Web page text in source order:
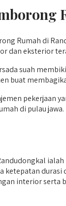
Rumah di
dan eksterior
suah
buat
pekerjaan
di pulau jawa.
ketepatan
interior serta